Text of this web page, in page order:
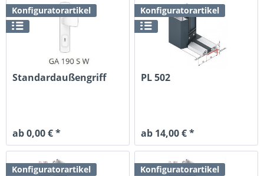
Konfiguratorartikel
Standardaußengriff
ab 0,00 € *
Konfiguratorartikel
PL 502
ab 14,00 € *
Konfiguratorartikel Konfiguratorartikel